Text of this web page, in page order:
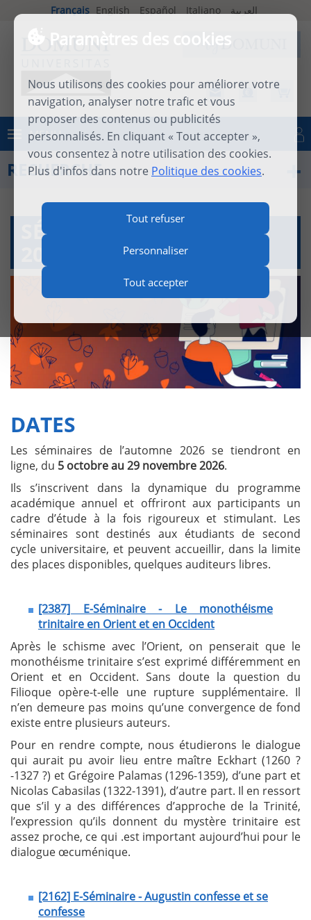
Paramètres des cookies
Nous utilisons des cookies pour améliorer votre
navigation, analyser notre trafic et vous
proposer des contenus ou publicités
personnalisés. En cliquant « Tout accepter »,
vous consentez à notre utilisation des cookies.
Plus d'infos dans notre Politique des cookies.
Tout refuser
Personnaliser
Tout accepter
Français English Español Italiano العربية
MENU Se connecter
RECHERCHE
SÉMINAIRES AUTOMNE
2026
DATES
Les séminaires de l’automne 2026 se tiendront en
ligne, du 5 octobre au 29 novembre 2026.
Ils s’inscrivent dans la dynamique du programme
académique annuel et offriront aux participants un
cadre d’étude à la fois rigoureux et stimulant. Les
séminaires sont destinés aux étudiants de second
cycle universitaire, et peuvent accueillir, dans la limite
des places disponibles, quelques auditeurs libres.
[2387] E-Séminaire - Le monothéisme
trinitaire en Orient et en Occident
Après le schisme avec l’Orient, on penserait que le
monothéisme trinitaire s’est exprimé différemment en
Orient et en Occident. Sans doute la question du
Filioque opère-t-elle une rupture supplémentaire. Il
n’en demeure pas moins qu’une convergence de fond
existe entre plusieurs auteurs.
Pour en rendre compte, nous étudierons le dialogue
qui aurait pu avoir lieu entre maître Eckhart (1260 ?
-1327 ?) et Grégoire Palamas (1296-1359), d’une part et
Nicolas Cabasilas (1322-1391), d’autre part. Il en ressort
que s’il y a des différences d’approche de la Trinité,
l’expression qu’ils donnent du mystère trinitaire est
assez proche, ce qui .est important aujourd’hui pour le
dialogue œcuménique.
[2162] E-Séminaire - Augustin confesse et se
confesse